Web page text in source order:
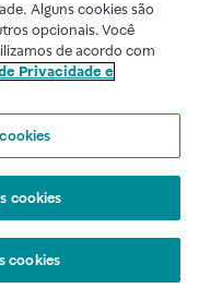
Alguns cookies são
opcionais. Você
de acordo com
Privacidade e
cookies
cookies